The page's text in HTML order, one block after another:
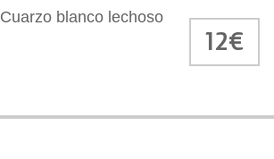
Cuarzo blanco lechoso
12€